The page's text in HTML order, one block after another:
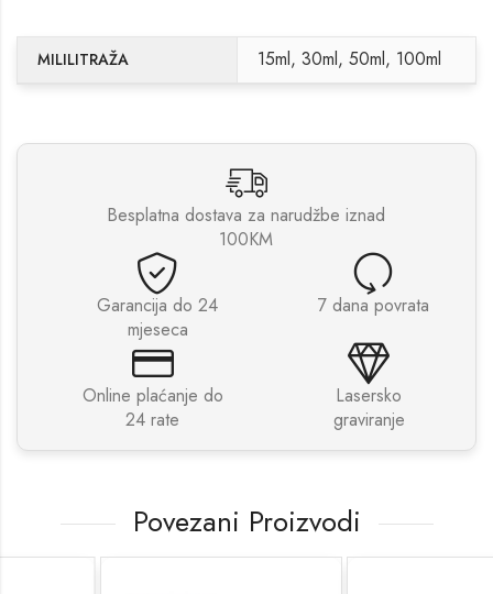
MILILITRAŽA 15ml, 30ml, 50ml, 100ml
Besplatna dostava za narudžbe iznad
100KM
Garancija do 24
mjeseca
7 dana povrata
Online plaćanje do
24 rate
Lasersko
graviranje
Povezani Proizvodi